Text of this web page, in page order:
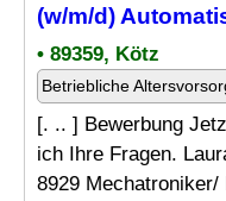
(w/m/d)
• 89359, Kötz
Betriebliche
[. .. ] Bewerbung
ich Ihre Fragen.
8929